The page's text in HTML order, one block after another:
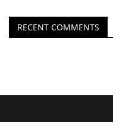
RECENT COMMENTS